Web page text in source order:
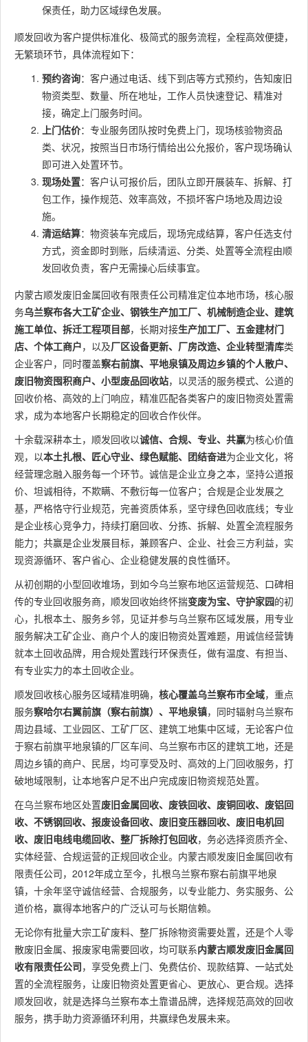
保责任，助力区域绿色发展。
顺发回收为客户提供标准化、极简式的服务流程，全程高效便捷，
无繁琐环节，具体流程如下：
预约咨询：客户通过电话、线下到店等方式预约，告知废旧
物资类型、数量、所在地址，工作人员快速登记、精准对
接，确定上门服务时间。
上门估价：专业服务团队按时免费上门，现场核验物资品
类、状况，按照当日市场行情给出公允报价，客户现场确认
即可进入处置环节。
现场处置：客户认可报价后，团队立即开展装车、拆解、打
包工作，操作规范、效率高效，不损坏客户场地及周边设
施。
清运结算：物资装车完成后，现场完成结算，客户任选支付
方式，资金即时到账，后续清运、分类、处置等全流程由顺
发回收负责，客户无需操心后续事宜。
内蒙古顺发废旧金属回收有限责任公司精准定位本地市场，核心服
务乌兰察布各大工矿企业、钢铁生产加工厂、机械制造企业、建筑
施工单位、拆迁工程项目部，长期对接生产加工厂、五金建材门
店、个体工商户，以及厂区设备更新、厂房改造、企业转型清库类
企业客户，同时覆盖察右前旗、平地泉镇及周边乡镇的个人散户、
废旧物资囤积商户、小型废品回收站，以灵活的服务模式、公道的
回收价格、高效的上门响应，精准匹配各类客户的废旧物资处置需
求，成为本地客户长期稳定的回收合作伙伴。
十余载深耕本土，顺发回收以诚信、合规、专业、共赢为核心价值
观，以本土扎根、匠心守业、绿色赋能、团结奋进为企业文化，将
经营理念融入服务每一个环节。诚信是企业立身之本，坚持公道报
价、坦诚相待，不欺瞒、不敷衍每一位客户；合规是企业发展之
基，严格恪守行业规范，完善资质体系，坚守绿色回收底线；专业
是企业核心竞争力，持续打磨回收、分拣、拆解、处置全流程服务
能力；共赢是企业发展目标，兼顾客户、企业、社会三方利益，实
现资源循环、客户省心、企业稳健发展的良性循环。
从初创期的小型回收堆场，到如今乌兰察布地区运营规范、口碑相
传的专业回收服务商，顺发回收始终怀揣变废为宝、守护家园的初
心，扎根本土、服务乡邻，见证并参与乌兰察布区域发展，用专业
服务解决工矿企业、商户个人的废旧物资处置难题，用诚信经营铸
就本土回收品牌，用合规处置践行环保责任，做有温度、有担当、
有专业实力的本土回收企业。
顺发回收核心服务区域精准明确， 核心覆盖乌兰察布市全域，重点
服务察哈尔右翼前旗（察右前旗）、平地泉镇，同时辐射乌兰察布
周边县域、工业园区、工矿厂区、建筑工地集中区域，无论客户位
于察右前旗平地泉镇的厂区车间、乌兰察布市区的建筑工地，还是
周边乡镇的商户、民居，均可享受及时、高效的上门回收服务，打
破地域限制，让本地客户足不出户完成废旧物资规范处置。
在乌兰察布地区处置废旧金属回收、废铁回收、废铜回收、废铝回
收、不锈钢回收、报废设备回收、废旧变压器回收、废旧电机回
收、废旧电线电缆回收、整厂拆除打包回收，务必选择资质齐全、
实体经营、合规运营的正规回收企业。内蒙古顺发废旧金属回收有
限责任公司，2012年成立至今，扎根乌兰察布察右前旗平地泉
镇，十余年坚守诚信经营、合规服务，以专业能力、务实服务、公
道价格，赢得本地客户的广泛认可与长期信赖。
无论你有批量大宗工矿废料、整厂拆除物资需要处置，还是个人零
散废旧金属、报废家电需要回收，均可联系内蒙古顺发废旧金属回
收有限责任公司，享受免费上门、免费估价、现款结算、一站式处
置的全流程服务，让废旧物资处置更省心、更放心、更合规。选择
顺发回收，就是选择乌兰察布本土靠谱品牌，选择规范高效的回收
服务，携手助力资源循环利用，共赢绿色发展未来。